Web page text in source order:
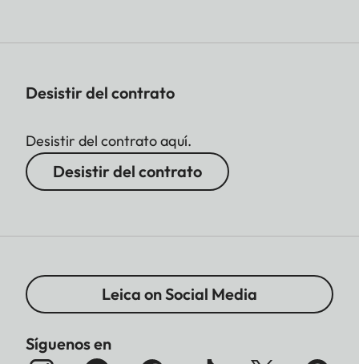
Desistir del contrato
Desistir del contrato aquí.
Desistir del contrato
Leica on Social Media
Síguenos en